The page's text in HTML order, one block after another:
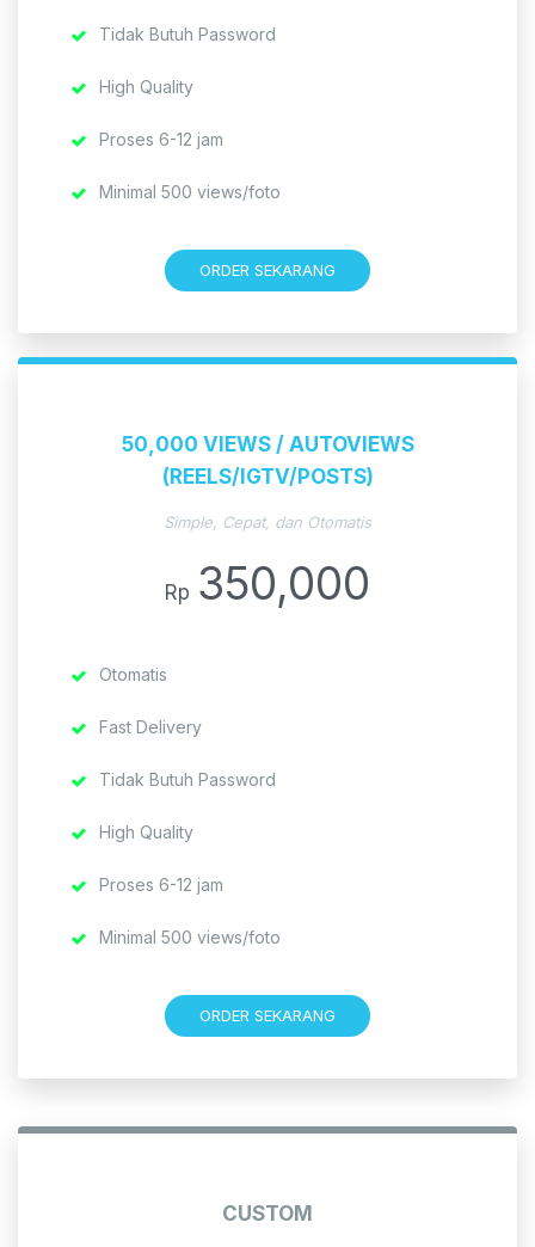
Tidak Butuh Password
High Quality
Proses 6-12 jam
Minimal 500 views/foto
ORDER SEKARANG
50,000 VIEWS / AUTOVIEWS
(REELS/IGTV/POSTS)
Simple, Cepat, dan Otomatis
Rp 350,000
Otomatis
Fast Delivery
Tidak Butuh Password
High Quality
Proses 6-12 jam
Minimal 500 views/foto
ORDER SEKARANG
CUSTOM